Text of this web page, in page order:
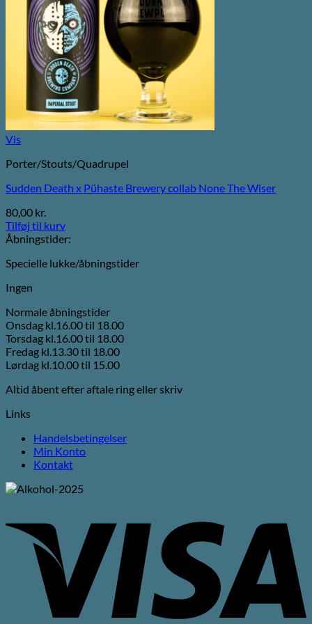
Vis
Porter/Stouts/Quadrupel
Sudden Death x Pühaste Brewery collab None The Wiser
80,00 kr.
Tilføj til kurv
Åbningstider:
Specielle lukke/åbningstider
Ingen
Normale åbningstider
Onsdag kl.16.00 til 18.00
Torsdag kl.16.00 til 18.00
Fredag kl.13.30 til 18.00
Lørdag kl.10.00 til 15.00
Altid åbent efter aftale ring eller skriv
Links
Handelsbetingelser
Min Konto
Kontakt